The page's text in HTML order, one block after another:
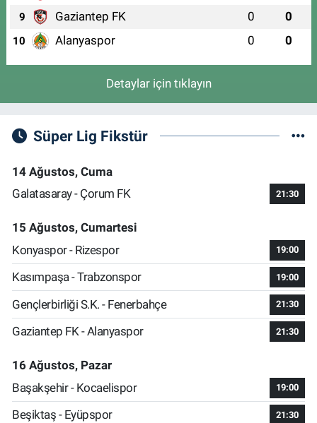
9 Gaziantep FK 0 0
10 Alanyaspor 0 0
Detaylar için tıklayın
Süper Lig Fikstür
14 Ağustos, Cuma
Galatasaray - Çorum FK
21:30
15 Ağustos, Cumartesi
Konyaspor - Rizespor
19:00
Kasımpaşa - Trabzonspor 19:00
Gençlerbirliği S.K. - Fenerbahçe 21:30
Gaziantep FK - Alanyaspor 21:30
16 Ağustos, Pazar
Başakşehir - Kocaelispor
19:00
Beşiktaş - Eyüpspor 21:30